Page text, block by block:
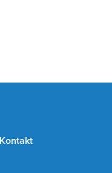
Kontakt